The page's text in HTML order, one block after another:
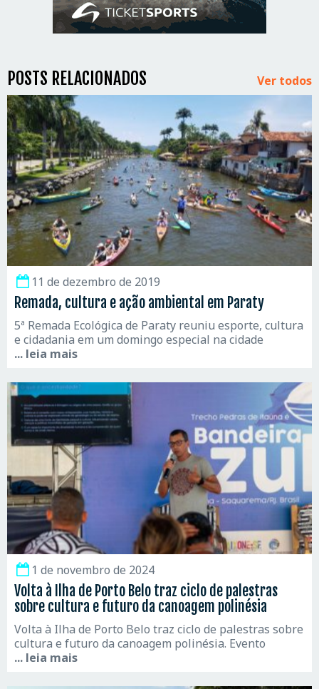
POSTS RELACIONADOS Ver todos
11 de dezembro de 2019
Remada, cultura e ação ambiental em Paraty
5ª Remada Ecológica de Paraty reuniu esporte, cultura
e cidadania em um domingo especial na cidade
... leia mais
1 de novembro de 2024
Volta à Ilha de Porto Belo traz ciclo de palestras
sobre cultura e futuro da canoagem polinésia
Volta à Ilha de Porto Belo traz ciclo de palestras sobre
cultura e futuro da canoagem polinésia. Evento
... leia mais